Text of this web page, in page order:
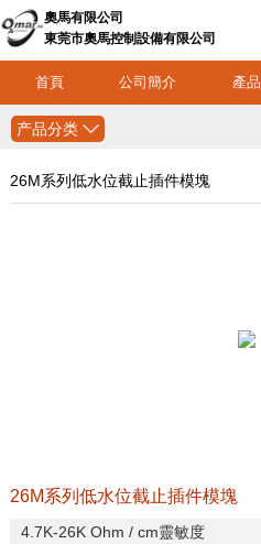
奧馬有限公司
東莞市奧馬控制設備有限公司
首頁 公司簡介 產品
产品分类
26M系列低水位截止插件模塊
26M系列低水位截止插件模塊
4.7K-26K Ohm / cm靈敏度